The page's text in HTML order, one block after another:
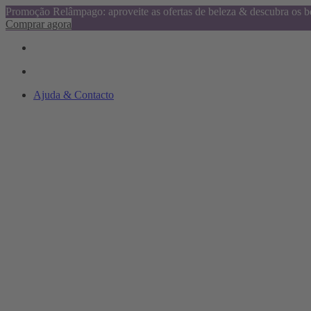
Promoção Relâmpago: aproveite as ofertas de beleza & descubra os
Comprar agora
Ajuda & Contacto